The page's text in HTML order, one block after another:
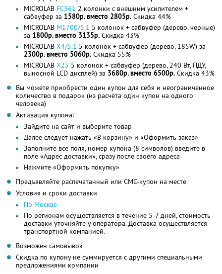
MICROLAB FC361 2 колонки с внешним усилителем +
сабвуфер за 1580р. вместо 2805р. Скидка 44%
MICROLAB M1700/5.1 5 колонок + сабвуфер (дерево, черные)
за 1800р. вместо 3135р. Скидка 43%
MICROLAB X4/5.1 5 колонок + сабвуфер (дерево, 185W) за
2300р. вместо 5060р. Скидка 55%
MICROLAB X25 5 колонок + сабвуфер (дерево, 240 Вт, ПДУ,
выносной LCD дисплей) за 3680р. вместо 6500р. Скидка 43%
Вы можете приобрести один купон для себя и неограниченное
количество в подарок (из расчёта один купон на одного
человека)
Активация купона:
Зайдите на сайт и выберите товар
Далее следует нажать «В корзину» и «Оформить заказ»
Заполните все поля, номер купона (8 символов) введите в
поле «Адрес доставки», сразу после своего адреса
Нажмите «Оформить покупку»
Предъявляйте распечатанный или СМС-купон на месте
Условия и сроки доставки
По Москве
По регионам осуществляется в течение 5-7 дней, стоимость
доставки уточняйте у оператора. Доставка осуществляется
транспортной компанией.
Возможен самовывоз
Скидка по купону не суммируется с другими специальными
предложениями компании